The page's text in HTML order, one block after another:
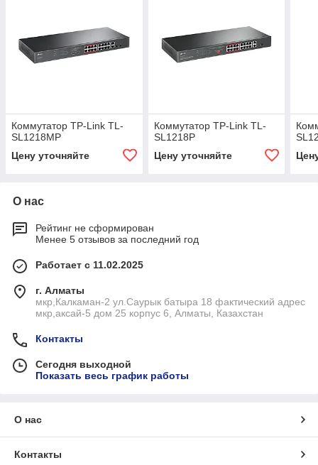
Коммутатор TP-Link TL-
SL1218MP
Цену уточняйте
Коммутатор TP-Link TL-
SL1218P
Цену уточняйте
О нас
Рейтинг не сформирован
Менее 5 отзывов за последний год
Работает с 11.02.2025
г. Алматы
мкр,Калкаман-2 ул.Саурык батыра 18 фактический адрес
мкр,аксай-5 дом 25 корпус 6, Алматы, Казахстан
Контакты
Сегодня выходной
Показать весь график работы
О нас
Контакты